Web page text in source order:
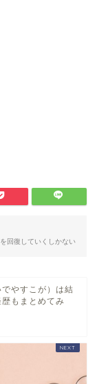
回復していくしかない
やすこが）は結
もまとめてみ